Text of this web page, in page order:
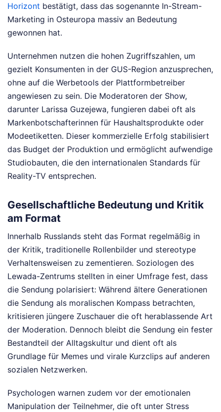
Horizont bestätigt, dass das sogenannte In-Stream-
Marketing in Osteuropa massiv an Bedeutung
gewonnen hat.
Unternehmen nutzen die hohen Zugriffszahlen, um
gezielt Konsumenten in der GUS-Region anzusprechen,
ohne auf die Werbetools der Plattformbetreiber
angewiesen zu sein. Die Moderatoren der Show,
darunter Larissa Guzejewa, fungieren dabei oft als
Markenbotschafterinnen für Haushaltsprodukte oder
Modeetiketten. Dieser kommerzielle Erfolg stabilisiert
das Budget der Produktion und ermöglicht aufwendige
Studiobauten, die den internationalen Standards für
Reality-TV entsprechen.
Gesellschaftliche Bedeutung und Kritik
am Format
Innerhalb Russlands steht das Format regelmäßig in
der Kritik, traditionelle Rollenbilder und stereotype
Verhaltensweisen zu zementieren. Soziologen des
Lewada-Zentrums stellten in einer Umfrage fest, dass
die Sendung polarisiert: Während ältere Generationen
die Sendung als moralischen Kompass betrachten,
kritisieren jüngere Zuschauer die oft herablassende Art
der Moderation. Dennoch bleibt die Sendung ein fester
Bestandteil der Alltagskultur und dient oft als
Grundlage für Memes und virale Kurzclips auf anderen
sozialen Netzwerken.
Psychologen warnen zudem vor der emotionalen
Manipulation der Teilnehmer, die oft unter Stress